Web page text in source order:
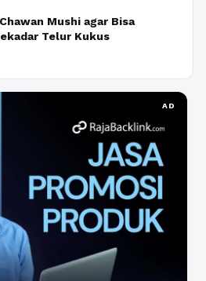
Mushi agar Bisa
Telur Kukus
AD